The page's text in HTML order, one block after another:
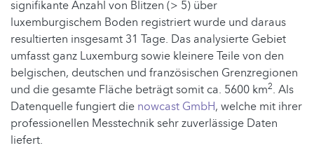
signifikante Anzahl von Blitzen (> 5) über
luxemburgischem Boden registriert wurde und daraus
resultierten insgesamt 31 Tage. Das analysierte Gebiet
umfasst ganz Luxemburg sowie kleinere Teile von den
belgischen, deutschen und französischen Grenzregionen
und die gesamte Fläche beträgt somit ca. 5600 km2. Als
Datenquelle fungiert die nowcast GmbH, welche mit ihrer
professionellen Messtechnik sehr zuverlässige Daten
liefert.